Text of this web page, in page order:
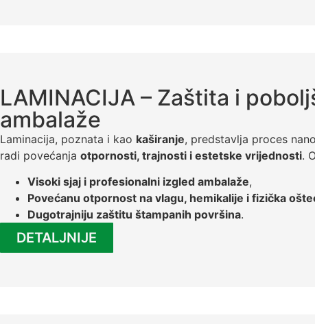
LAMINACIJA – Zaštita i
ambalaže
Laminacija, poznata i kao kaširanje, predstavlja proces
radi povećanjaotpornosti, trajnosti i estetske vrijednosti.
Visoki sjaj i profesionalni izgled ambalaže,
Povećanu otpornost na vlagu, hemikalije i fizička
Dugotrajniju zaštitu štampanih površina.
DETALJNIJE